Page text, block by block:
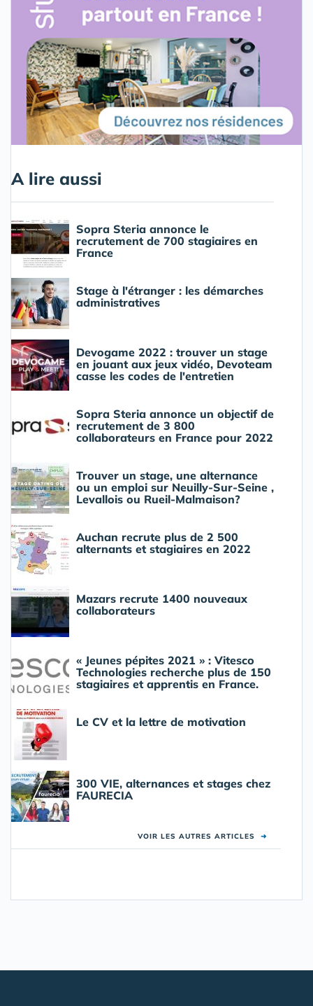
A lire aussi
Sopra Steria annonce le
recrutement de 700 stagiaires en
France
Stage à l'étranger : les démarches
administratives
Devogame 2022 : trouver un stage
en jouant aux jeux vidéo, Devoteam
casse les codes de l'entretien
Sopra Steria annonce un objectif de
recrutement de 3 800
collaborateurs en France pour 2022
Trouver un stage, une alternance
ou un emploi sur Neuilly-Sur-Seine ,
Levallois ou Rueil-Malmaison?
Auchan recrute plus de 2 500
alternants et stagiaires en 2022
Mazars recrute 1400 nouveaux
collaborateurs
« Jeunes pépites 2021 » : Vitesco
Technologies recherche plus de 150
stagiaires et apprentis en France.
Le CV et la lettre de motivation
300 VIE, alternances et stages chez
FAURECIA
VOIR LES AUTRES ARTICLES ➜